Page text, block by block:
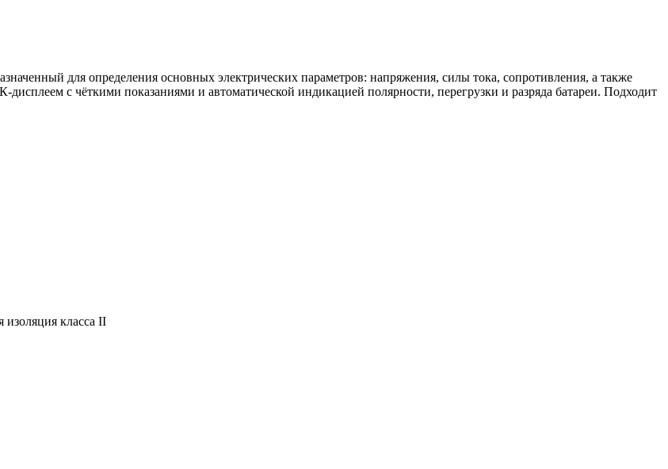
для определения основных электрических параметров: напряжения, силы тока, сопротивления, а также
с чёткими показаниями и автоматической индикацией полярности, перегрузки и разряда батареи. Подходит
изоляция класса II